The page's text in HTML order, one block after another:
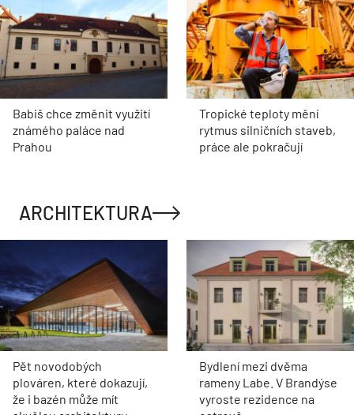
Babiš chce změnit využití
známého paláce nad
Prahou
Tropické teploty mění
rytmus silničních staveb,
práce ale pokračují
ARCHITEKTURA
Pět novodobých
plováren, které dokazují,
že i bazén může mít
Bydlení mezi dvěma
rameny Labe. V Brandýse
vyroste rezidence na